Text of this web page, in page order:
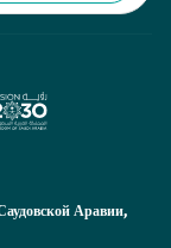
Аравии,